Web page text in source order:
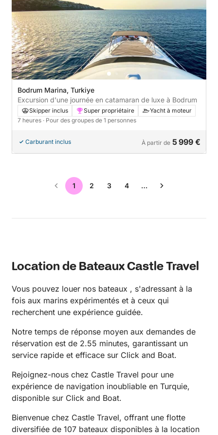
Bodrum Marina, Turkiye
Excursion d'une journée en catamaran de luxe à Bodrum
Skipper inclus Super propriétaire
Yacht à moteur
7 heures · Pour des groupes de 1 personnes
Carburant inclus À partir de 5 999 €
1 2 3 4 …
Location de Bateaux Castle Travel
Vous pouvez louer nos bateaux , s'adressant à la
fois aux marins expérimentés et à ceux qui
recherchent une expérience guidée.
Notre temps de réponse moyen aux demandes de
réservation est de 2.55 minutes, garantissant un
service rapide et efficace sur Click and Boat.
Rejoignez-nous chez Castle Travel pour une
expérience de navigation inoubliable en Turquie,
disponible sur Click and Boat.
Bienvenue chez Castle Travel, offrant une flotte
diversifiée de 107 bateaux disponibles à la location